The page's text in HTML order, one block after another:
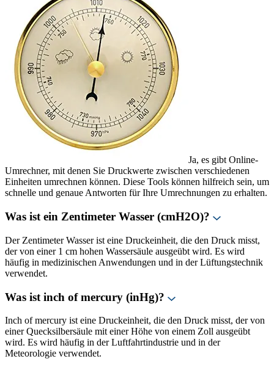
Ja, es gibt Online-
Umrechner, mit denen Sie Druckwerte zwischen verschiedenen
Einheiten umrechnen können. Diese Tools können hilfreich sein, um
schnelle und genaue Antworten für Ihre Umrechnungen zu erhalten.
Was ist ein Zentimeter Wasser (cmH2O)?
Der Zentimeter Wasser ist eine Druckeinheit, die den Druck misst,
der von einer 1 cm hohen Wassersäule ausgeübt wird. Es wird
häufig in medizinischen Anwendungen und in der Lüftungstechnik
verwendet.
Was ist inch of mercury (inHg)?
Inch of mercury ist eine Druckeinheit, die den Druck misst, der von
einer Quecksilbersäule mit einer Höhe von einem Zoll ausgeübt
wird. Es wird häufig in der Luftfahrtindustrie und in der
Meteorologie verwendet.